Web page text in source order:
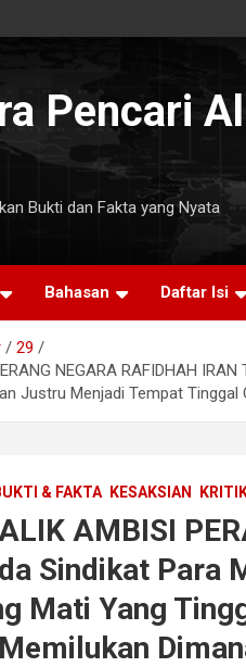
Pencari Al
Bukti dan Fakta yang Nyata
Bahasan Daftar Isi
29
NEGARA RAFIDHAH
Justru Menjadi Tempat Tinggal
& FAKTA KESAKSIAN
AMBISI
Sindikat Para
Mati Yang